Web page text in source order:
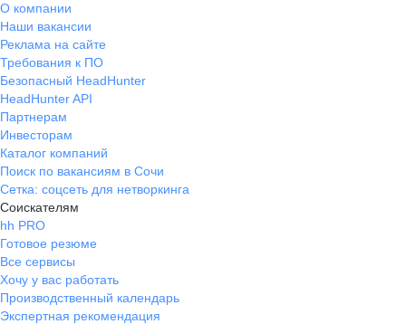
О компании
Наши вакансии
Реклама на сайте
Требования к ПО
Безопасный HeadHunter
HeadHunter API
Партнерам
Инвесторам
Каталог компаний
Поиск по вакансиям в Сочи
Сетка: соцсеть для нетворкинга
Соискателям
hh PRO
Готовое резюме
Все сервисы
Хочу у вас работать
Производственный календарь
Экспертная рекомендация